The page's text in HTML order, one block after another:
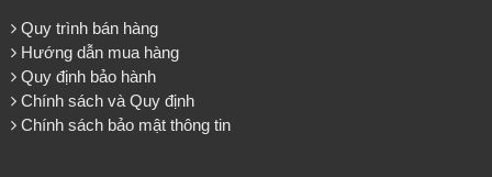
Quy trình bán hàng
Hướng dẫn mua hàng
Quy định bảo hành
Chính sách và Quy định
Chính sách bảo mật thông tin